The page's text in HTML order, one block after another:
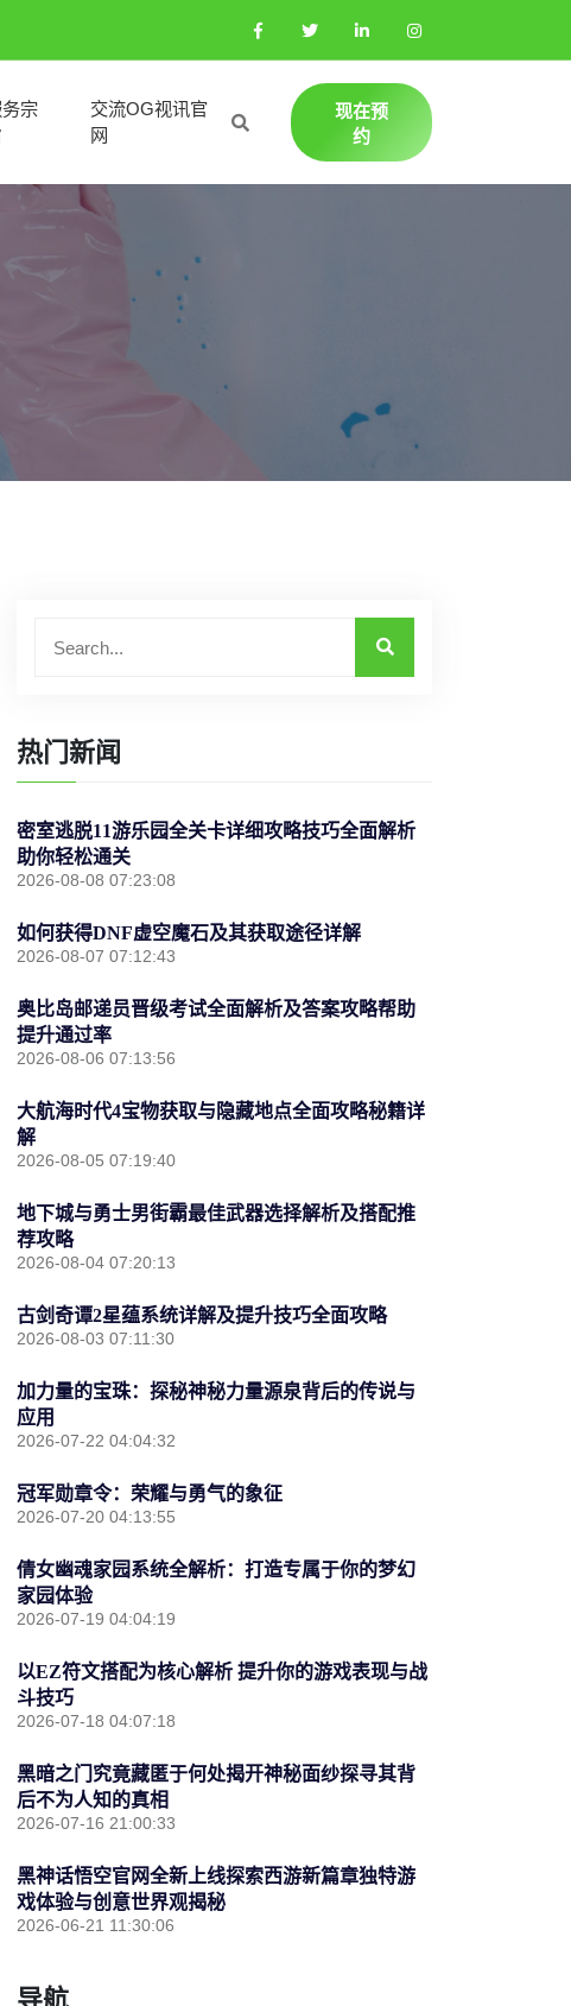
宗
交流OG视讯官
网
现在预
约
热门新闻
密室逃脱11游乐园全关卡详细攻略技巧全面解析
助你轻松通关
2026-08-08 07:23:08
如何获得DNF虚空魔石及其获取途径详解
2026-08-07 07:12:43
奥比岛邮递员晋级考试全面解析及答案攻略帮助
提升通过率
2026-08-06 07:13:56
大航海时代4宝物获取与隐藏地点全面攻略秘籍详
解
2026-08-05 07:19:40
地下城与勇士男街霸最佳武器选择解析及搭配推
荐攻略
2026-08-04 07:20:13
古剑奇谭2星蕴系统详解及提升技巧全面攻略
2026-08-03 07:11:30
加力量的宝珠：探秘神秘力量源泉背后的传说与
应用
2026-07-22 04:04:32
冠军勋章令：荣耀与勇气的象征
2026-07-20 04:13:55
倩女幽魂家园系统全解析：打造专属于你的梦幻
家园体验
2026-07-19 04:04:19
以EZ符文搭配为核心解析 提升你的游戏表现与战
斗技巧
2026-07-18 04:07:18
黑暗之门究竟藏匿于何处揭开神秘面纱探寻其背
后不为人知的真相
2026-07-16 21:00:33
黑神话悟空官网全新上线探索西游新篇章独特游
戏体验与创意世界观揭秘
2026-06-21 11:30:06
导航